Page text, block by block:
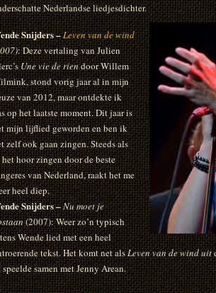
Nederlandse liedjesdichter.
Snijders –Leven van de wind
: Deze vertaling van Julien
Une vie de riendoor Willem
stond vorig jaar al in mijn
van 2012, maar ontdekte ik
op het laatste moment. Dit jaar is
mijn lijflied geworden en ben ik
zelf ook gaan zingen. Steeds als
hoor zingen door de beste
van Nederland, raakt het me
heel diep.
Snijders –Nu moet je
(2007): Weer zo’n typisch
Wende lied met een heel
tekst. Het komt net alsLeven van de wind uit
speelde samen met Jenny Arean.